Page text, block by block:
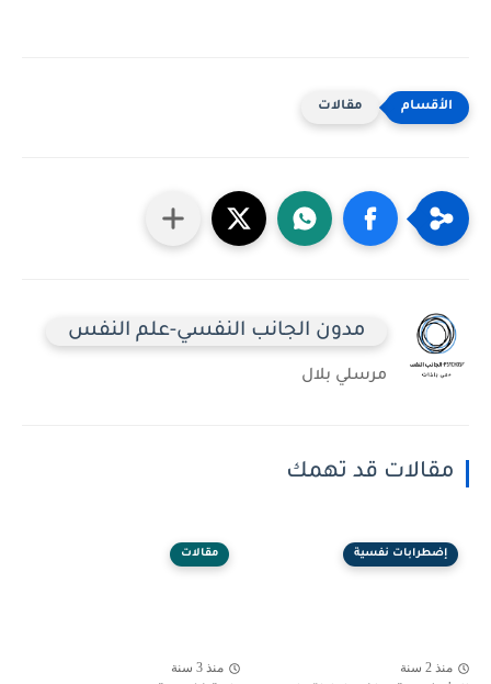
مقالات
مدون الجانب النفسي-علم النفس
مرسلي بلال
مقالات قد تهمك
إضطرابات نفسية
منذ 2 سنة
مقالات
منذ 3 سنة